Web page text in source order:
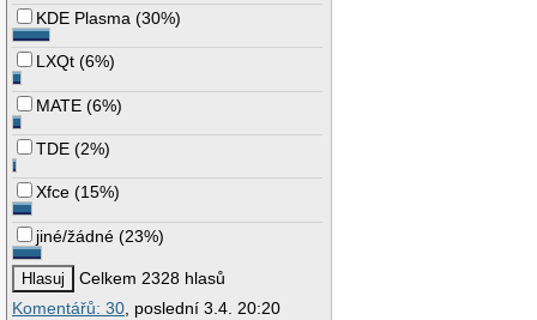
KDE Plasma (30%)
LXQt (6%)
MATE (6%)
TDE (2%)
Xfce (15%)
jiné/žádné (23%)
Celkem 2328 hlasů
Komentářů: 30, poslední 3.4. 20:20